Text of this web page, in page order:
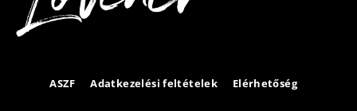
ASZF Adatkezelési feltételek Elérhetőség